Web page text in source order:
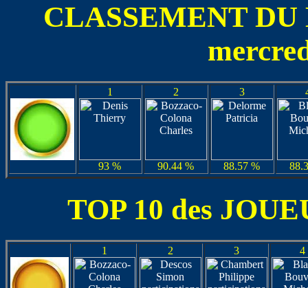
CLASSEMENT
1
93 %
2
90.44 %
3
88.57 %
TOP 10 des
1 2 3 4